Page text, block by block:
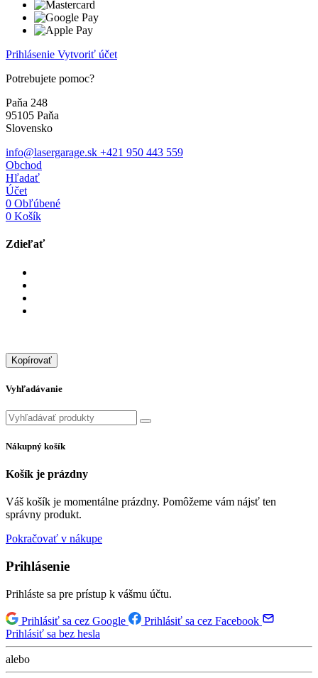
Prihlásenie Vytvoriť účet
Potrebujete pomoc?
Paňa 248
95105 Paňa
Slovensko
info@lasergarage.sk +421 950 443 559
Obchod
Hľadať
Účet
0 Obľúbené
0 Košík
Zdieľať
Kopírovať
Vyhľadávanie
Nákupný košík
Košík je prázdny
Váš košík je momentálne prázdny. Pomôžeme vám nájsť ten
správny produkt.
Pokračovať v nákupe
Prihlásenie
Prihláste sa pre prístup k vášmu účtu.
Prihlásiť sa cez Google
Prihlásiť sa cez Facebook
Prihlásiť sa bez hesla
alebo